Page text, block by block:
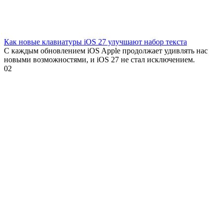
Как новые клавиатуры iOS 27 улучшают набор текста
С каждым обновлением iOS Apple продолжает удивлять нас
новыми возможностями, и iOS 27 не стал исключением.
02